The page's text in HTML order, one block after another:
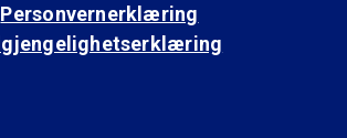
Personvernerklæring